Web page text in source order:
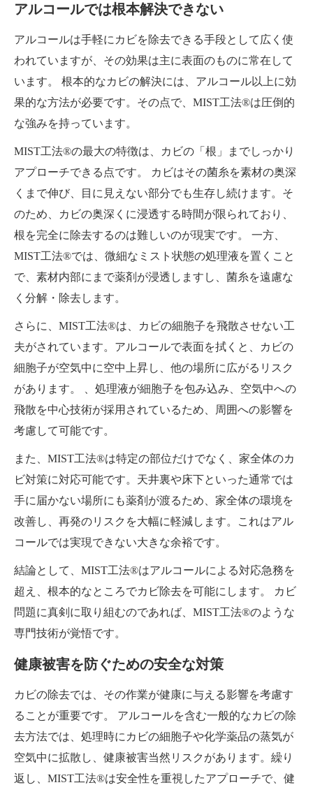
アルコールでは根本解決できない
アルコールは手軽にカビを除去できる手段として広く使
われていますが、その効果は主に表面のものに常在して
います。 根本的なカビの解決には、アルコール以上に効
果的な方法が必要です。その点で、MIST工法®は圧倒的
な強みを持っています。
MIST工法®の最大の特徴は、カビの「根」までしっかり
アプローチできる点です。 カビはその菌糸を素材の奥深
くまで伸び、目に見えない部分でも生存し続けます。そ
のため、カビの奥深くに浸透する時間が限られており、
根を完全に除去するのは難しいのが現実です。 一方、
MIST工法®では、微細なミスト状態の処理液を置くこと
で、素材内部にまで薬剤が浸透しますし、菌糸を遠慮な
く分解・除去します。
さらに、MIST工法®は、カビの細胞子を飛散させない工
夫がされています。アルコールで表面を拭くと、カビの
細胞子が空気中に空中上昇し、他の場所に広がるリスク
があります。 、処理液が細胞子を包み込み、空気中への
飛散を中心技術が採用されているため、周囲への影響を
考慮して可能です。
また、MIST工法®は特定の部位だけでなく、家全体のカ
ビ対策に対応可能です。天井裏や床下といった通常では
手に届かない場所にも薬剤が渡るため、家全体の環境を
改善し、再発のリスクを大幅に軽減します。これはアル
コールでは実現できない大きな余裕です。
結論として、MIST工法®はアルコールによる対応急務を
超え、根本的なところでカビ除去を可能にします。 カビ
問題に真剣に取り組むのであれば、MIST工法®のような
専門技術が覚悟です。
健康被害を防ぐための安全な対策
カビの除去では、その作業が健康に与える影響を考慮す
ることが重要です。 アルコールを含む一般的なカビの除
去方法では、処理時にカビの細胞子や化学薬品の蒸気が
空気中に拡散し、健康被害当然リスクがあります。繰り
返し、MIST工法®は安全性を重視したアプローチで、健